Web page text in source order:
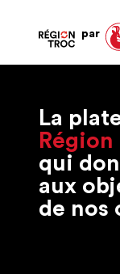
par
La
qui
aux
de nos